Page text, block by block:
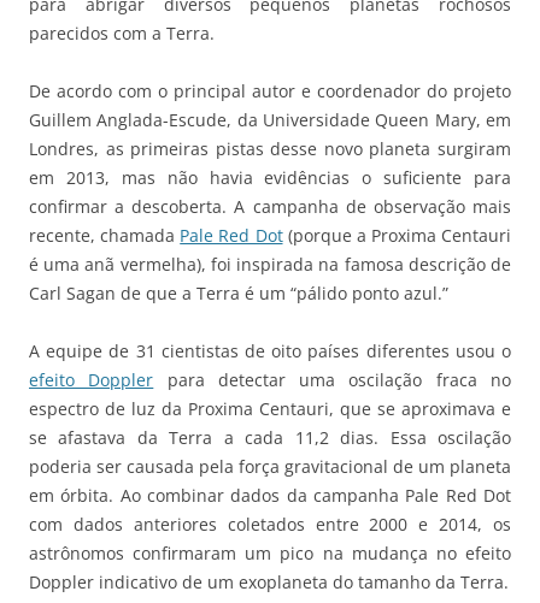
parecidos com a Terra.
De acordo com o principal autor e coordenador do projeto
Guillem Anglada-Escude, da Universidade Queen Mary, em
Londres, as primeiras pistas desse novo planeta surgiram
em 2013, mas não havia evidências o suficiente para
confirmar a descoberta. A campanha de observação mais
recente, chamada Pale Red Dot(porque a Proxima Centauri
é uma anã vermelha), foi inspirada na famosa descrição de
Carl Sagan de que a Terra é um “pálido ponto azul.”
A equipe de 31 cientistas de oito países diferentes usou o
efeito Doppler para detectar uma oscilação fraca no
espectro de luz da Proxima Centauri, que se aproximava e
se afastava da Terra a cada 11,2 dias. Essa oscilação
poderia ser causada pela força gravitacional de um planeta
em órbita. Ao combinar dados da campanha Pale Red Dot
com dados anteriores coletados entre 2000 e 2014, os
astrônomos confirmaram um pico na mudança no efeito
Doppler indicativo de um exoplaneta do tamanho da Terra.